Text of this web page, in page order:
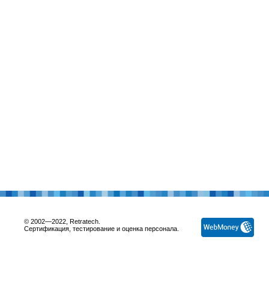
© 2002—2022, Retratech.
Сертификация, тестирование и оценка персонала.